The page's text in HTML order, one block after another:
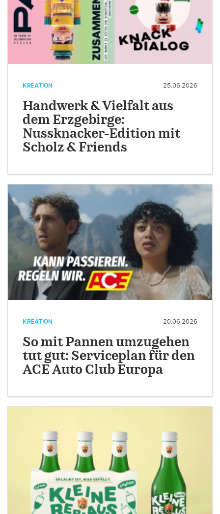
KREATION 25.06.2026
Handwerk & Vielfalt aus
dem Erzgebirge:
Nussknacker-Edition mit
Scholz & Friends
KREATION 20.06.2026
So mit Pannen umzugehen
tut gut: Serviceplan für den
ACE Auto Club Europa